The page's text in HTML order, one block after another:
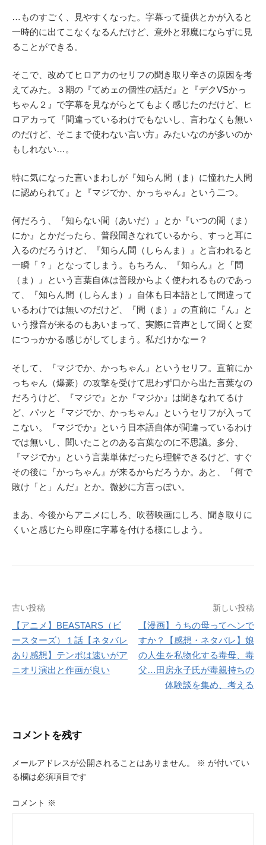
…ものすごく、見やすくなった。字幕って提供とかが入ると
一時的に出てこなくなるんだけど、意外と邪魔にならずに見
ることができる。
そこで、改めてヒロアカのセリフの聞き取り辛さの原因を考
えてみた。３期の『てめェの個性の話だ』と『デクVSかっ
ちゃん２』で字幕を見ながらとてもよく感じたのだけど、ヒ
ロアカって『間違っているわけでもないし、言わなくも無い
のだけど、そこまで使わない言い方』みたいなのが多いのか
もしれない…。
特に気になった言いまわしが『知らん間（ま）に憧れた人間
に認められて』と『マジでか、かっちゃん』という二つ。
何だろう、『知らない間（あいだ）』とか『いつの間（ま）
にか』とかだったら、普段聞きなれているから、すっと耳に
入るのだろうけど、『知らん間（しらんま）』と言われると
一瞬「？」となってしまう。もちろん、『知らん』と『間
（ま）』という言葉自体は普段からよく使われるものであっ
て、『知らん間（しらんま）』自体も日本語として間違って
いるわけでは無いのだけど、『間（ま）』の直前に『ん』と
いう撥音が来るのもあいまって、実際に音声として聞くと変
につっかかる感じがしてしまう。私だけかなー？
そして、『マジでか、かっちゃん』というセリフ。直前にか
っちゃん（爆豪）の攻撃を受けて思わず口から出た言葉なの
だろうけど、『マジで』とか『マジか』は聞きなれてるけ
ど、パッと『マジでか、かっちゃん』というセリフが入って
こない。『マジでか』という日本語自体が間違っているわけ
では無いし、聞いたことのある言葉なのに不思議。多分、
『マジでか』という言葉単体だったら理解できるけど、すぐ
その後に『かっちゃん』が来るからだろうか。あと、『何で
敗け「と」んだ』とか。微妙に方言っぽい。
まあ、今後からアニメにしろ、吹替映画にしろ、聞き取りに
くいと感じたら即座に字幕を付ける様にしよう。
投
稿
ナ
ビ
シ
ョ
ン
古い投稿
【アニメ】BEASTARS（ビ
ースターズ）１話【ネタバレ
あり感想】テンポは速いがア
ニオリ演出と作画が良い
新しい投稿
【漫画】うちの母ってヘンで
すか？【感想・ネタバレ】娘
の人生を私物化する毒母、毒
父…田房永子氏が毒親持ちの
体験談を集め、考える
コメントを残す
メールアドレスが公開されることはありません。 ※ が付いてい
る欄は必須項目です
コメント ※